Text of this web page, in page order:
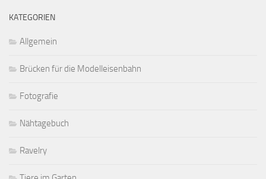
KATEGORIEN
Allgemein
Brücken für die Modelleisenbahn
Fotografie
Nähtagebuch
Ravelry